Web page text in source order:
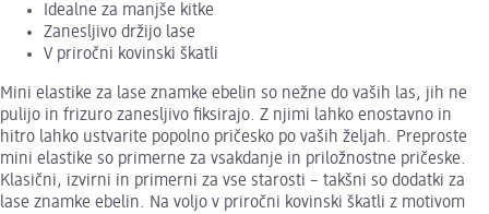
Idealne za manjše kitke
Zanesljivo držijo lase
V priročni kovinski škatli
Mini elastike za lase znamke ebelin so nežne do vaših las, jih ne
pulijo in frizuro zanesljivo fiksirajo. Z njimi lahko enostavno in
hitro lahko ustvarite popolno pričesko po vaših željah. Preproste
mini elastike so primerne za vsakdanje in priložnostne pričeske.
Klasični, izvirni in primerni za vse starosti – takšni so dodatki za
lase znamke ebelin. Na voljo v priročni kovinski škatli z motivom